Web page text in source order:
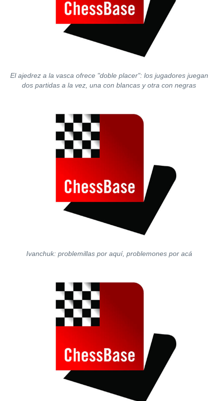
El ajedrez a la vasca ofrece "doble placer": los jugadores juegan
dos partidas a la vez, una con blancas y otra con negras
Ivanchuk: problemillas por aquí, problemones por acá